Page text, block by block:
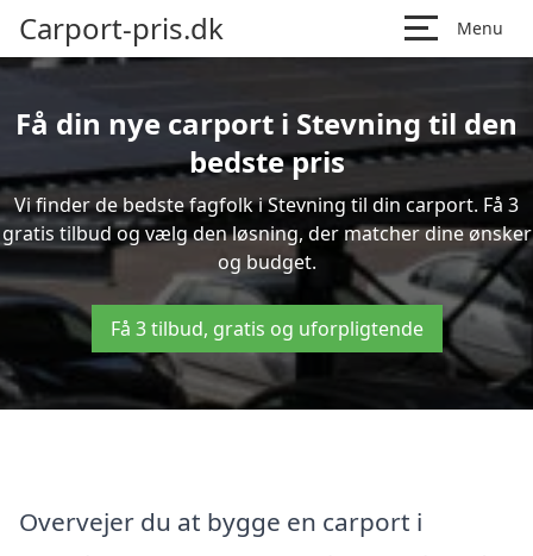
Carport-pris.dk Menu
Få din nye carport i Stevning til den
bedste pris
Vi finder de bedste fagfolk i Stevning til din carport. Få 3
gratis tilbud og vælg den løsning, der matcher dine ønsker
og budget.
Få 3 tilbud, gratis og uforpligtende
Overvejer du at bygge en carport i